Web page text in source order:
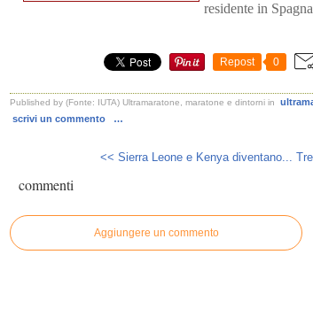
residente in
Repost 0
Published by (Fonte: IUTA) Ultramaratone, maratone e dintorni in
scrivi un commento
…
<< Sierra Leone e Kenya diventano...
commenti
Aggiungere un commento